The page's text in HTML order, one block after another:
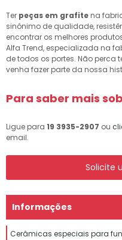
Ter peças em grafite na
sinônimo de qualidade,
encontrar os melhores
Alfa Trend, especializada na
de todos os portes. Não
venha fazer parte da nossa
Para saber mais
Ligue para 19 3935-2907 ou
email.
Solicite
Informações
Cerâmicas especiais para